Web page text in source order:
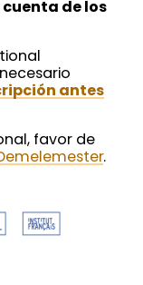
de los
antes
favor de
.